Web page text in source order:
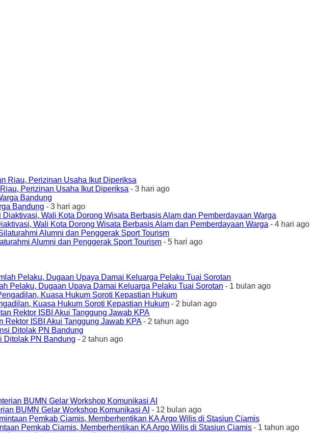
Perizinan Usaha Ikut Diperiksa - 3 hari ago
Bandung - 3 hari ago
Wali Kota Dorong Wisata Berbasis Alam dan Pemberdayaan Warga - 4 hari ago
Alumni dan Penggerak Sport Tourism - 5 hari ago
Pelaku, Dugaan Upaya Damai Keluarga Pelaku Tuai Sorotan - 1 bulan ago
Kuasa Hukum Soroti Kepastian Hukum - 2 bulan ago
ISBI Akui Tanggung Jawab KPA- 2 tahun ago
Ditolak PN Bandung - 2 tahun ago
BUMN Gelar Workshop Komunikasi AI - 12 bulan ago
Pemkab Ciamis, Memberhentikan KA Argo Wilis di Stasiun Ciamis - 1 tahun ago